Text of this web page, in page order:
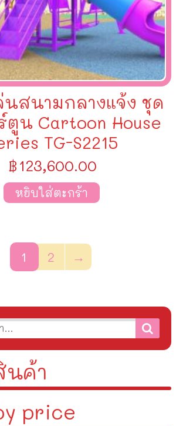
นค้า
price
นสนามกลางแจ้ง ชุด
ตูน Cartoon House
TG-S2215
฿123,600.00
หยิบใส่ตะกร้า
1 2 →